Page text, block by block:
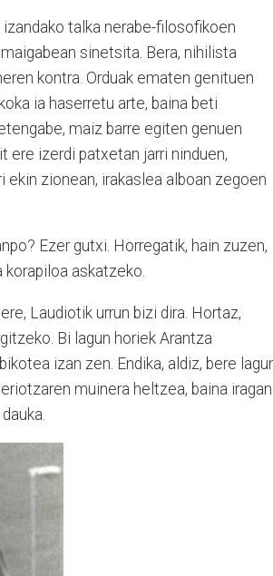
talka nerabe-filosofikoen
sinetsita. Bera, nihilista
kontra. Orduak ematen genituen
ia haserretu arte, baina beti
maiz barre egiten genuen
izerdi patxetan jarri ninduen,
zionean, irakaslea alboan zegoen
Ezer gutxi. Horregatik, hain zuzen,
askatzeko.
Laudiotik urrun bizi dira. Hortaz,
Bi lagun horiek Arantza
izan zen. Endika, aldiz, bere
muinera heltzea, baina